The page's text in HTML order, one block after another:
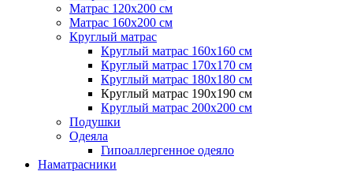
Матраc 120х200 см
Матрас 160х200 см
Круглый матрас
Круглый матрас 160х160 см
Круглый матрас 170х170 см
Круглый матрас 180х180 см
Круглый матрас 190х190 см
Круглый матрас 200х200 см
Подушки
Одеяла
Гипоаллергенное одеяло
Наматрасники